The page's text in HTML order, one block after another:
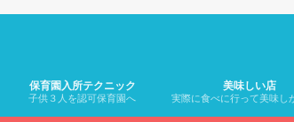
保育園入所テクニック
子供３人を認可保育園へ
美味しい店
実際に食べに行って美味し